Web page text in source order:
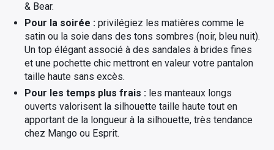
& Bear.
Pour la soirée : privilégiez les matières comme le
satin ou la soie dans des tons sombres (noir, bleu nuit).
Un top élégant associé à des sandales à brides fines
et une pochette chic mettront en valeur votre pantalon
taille haute sans excès.
Pour les temps plus frais : les manteaux longs
ouverts valorisent la silhouette taille haute tout en
apportant de la longueur à la silhouette, très tendance
chez Mango ou Esprit.